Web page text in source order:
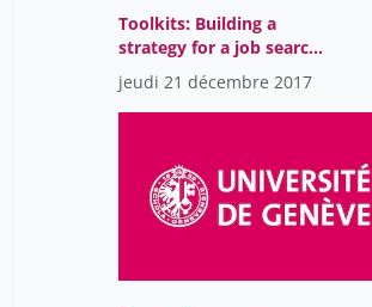
Toolkits: Building a
strategy for a job search
on the academic track
jeudi 21 décembre 2017